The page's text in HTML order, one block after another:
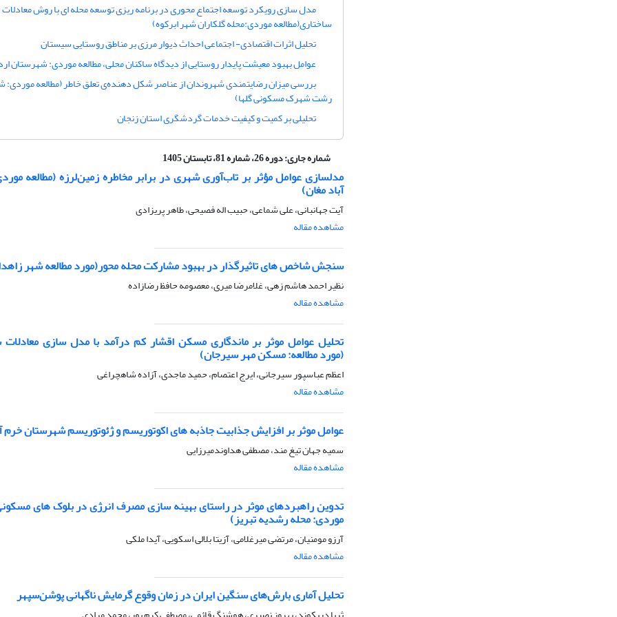
مدل سازی رویکرد توسعه اجتماع محوری در برنامه ریزی توسعه محله ای با روش معادلات
ساختاری(مطالعه موردی:محله گلکاران شهر ابرکوه)
تحلیل اثرات اقتصادی- اجتماعی احداث دیوار مرزی بر مناطق روستایی سیستان
عوامل بهبود معیشت پایدار روستایی از دیدگاه ساکنان محلی، مطالعه موردی: شهرستان
بررسی میزان رضایتمندی شهروندان از عناصر شکل دهنده‌ی تعلق خاطر (مطالعه موردی:
رشت شهرک مسکونی گلها)
تحلیلی بر کمیت و کیفیت خدمات گردشگری استان زنجان
شماره جاری:دوره 26، شماره 81، تابستان 1405
مدلسازی عوامل مؤثر بر تاب‌آوری شهری در برابر مخاطره زمین‌لرزه (مطالعه
آباد مغان)
آیت جهانبانی، علی شماعی، حبیب اله فصیحی، طاهر پریزادی
مشاهده مقاله
سنجش شاخص های تاثیرگذار در بهبود مشارکت محله محور(مورد مطالعه شهر
نظیر احمد هاشم زهی، غلامرضا میری، معصومه حافظ رضازاده
مشاهده مقاله
تحلیل عوامل موثر بر ماندگاری مسکن اقشار کم درآمد با مدل سازی معادلات
(مورد مطالعه: مسکن مهر سیرجان)
اعظم عباسپور سیرجانی، ایرج اعتصام، حمید ماجدی، آزاده شاهچراغی
مشاهده مقاله
عوامل موثر بر افزایش جذابیت جاذبه های اکوتوریسم و ژئوتوریسم شهرستان خرم
سمیه جهان تیغ مند، مصطفی هداوندمیرزایی
مشاهده مقاله
تدوین راهبردهای موثر در راستای بهینه سازی مصرف انرژی در بلوک های
موردی: محله رشدیه تبریز)
آرزو مومنیان، مرتضی میرغلامی، آزیتا بلالی اسکویی، آیدا ملکی
مشاهده مقاله
تحلیل آماری بارش‌های سنگین ایران در زمان وقوع گرمایش ناگهانی پوشن‌سپهر